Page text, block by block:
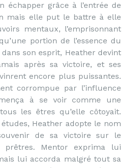
échapper grâce à l’entrée de
mais elle put le battre à elle
mentaux, l’emprisonnant
portion de l’essence du
son esprit, Heather devint
après sa victoire, et ses
encore plus puissantes.
corrompue par l’influence
à se voir comme une
les êtres qu’elle côtoyait.
Heather adopte le nom
de sa victoire sur le
prêtres. Mentor exprima lui
lui accorda malgré tout sa